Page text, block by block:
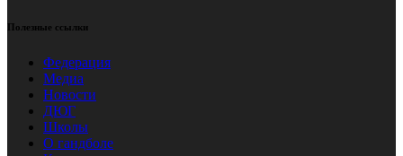
Полезные ссылки
Федерация
Медиа
Новости
ДЮГ
Школы
О гандболе